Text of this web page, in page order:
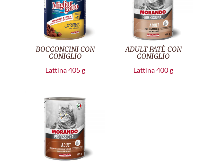
BOCCONCINI CON
CONIGLIO
Lattina 405 g
ADULT PATÈ CON
CONIGLIO
Lattina 400 g